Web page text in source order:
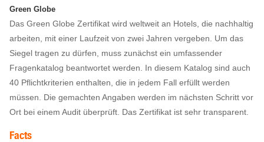
Green Globe
Das Green Globe Zertifikat wird weltweit an Hotels, die nachhaltig
arbeiten, mit einer Laufzeit von zwei Jahren vergeben. Um das
Siegel tragen zu dürfen, muss zunächst ein umfassender
Fragenkatalog beantwortet werden. In diesem Katalog sind auch
40 Pflichtkriterien enthalten, die in jedem Fall erfüllt werden
müssen. Die gemachten Angaben werden im nächsten Schritt vor
Ort bei einem Audit überprüft. Das Zertifikat ist sehr transparent.
Facts